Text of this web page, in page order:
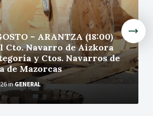
– ARANTZA (18:00)
Cto. Navarro de Aizkora
y Ctos. Navarros de
de Mazorcas
inGENERAL